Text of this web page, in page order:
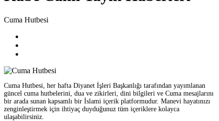
Cuma Hutbesi
Cuma Hutbesi, her hafta Diyanet İşleri Başkanlığı tarafından yayımlanan
güncel cuma hutbelerini, dua ve zikirleri, dini bilgileri ve Cuma mesajlarını
bir arada sunan kapsamlı bir İslami içerik platformudur. Manevi hayatınızı
zenginleştirmek için ihtiyaç duyduğunuz tüm içeriklere kolayca
ulaşabilirsiniz.